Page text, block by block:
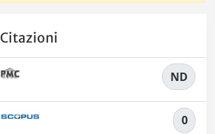
Citazioni
ND
0